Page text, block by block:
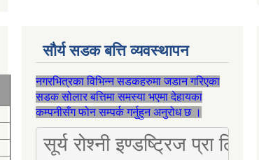
सौर्य सडक बत्ति व्यवस्थापन
नगरभित्रका विभिन्न सडकहरुमा जडान गरिएका
सडक सोलार बत्तिमा समस्या भएमा देहायका
कम्पनीसँग फोन सम्पर्क गर्नुहुन अनुरोध छ ।
सूर्य रोश्नी इण्डष्ट्रिज प्रा